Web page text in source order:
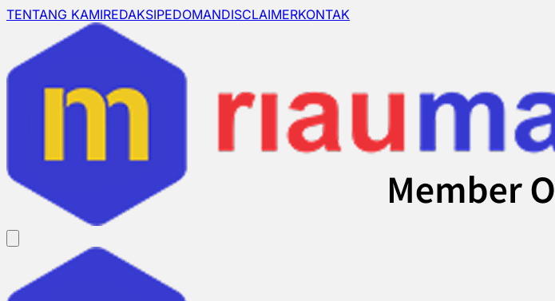
TENTANG KAMIREDAKSIPEDOMANDISCLAIMERKONTAK